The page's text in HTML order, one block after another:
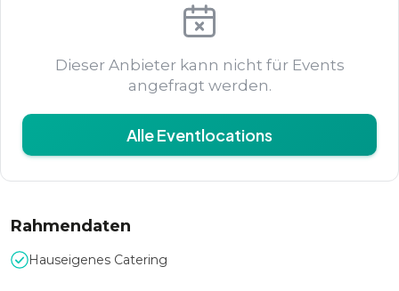
Dieser Anbieter kann nicht für Events
angefragt werden.
Alle Eventlocations
Rahmendaten
Hauseigenes Catering